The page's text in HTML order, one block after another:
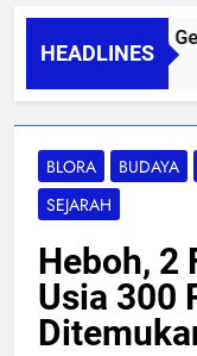
HEADLINES
PAPA SIDINI,
06/08/2026
BLORA BUDAYA
SEJARAH
Heboh, 2
Usia 300